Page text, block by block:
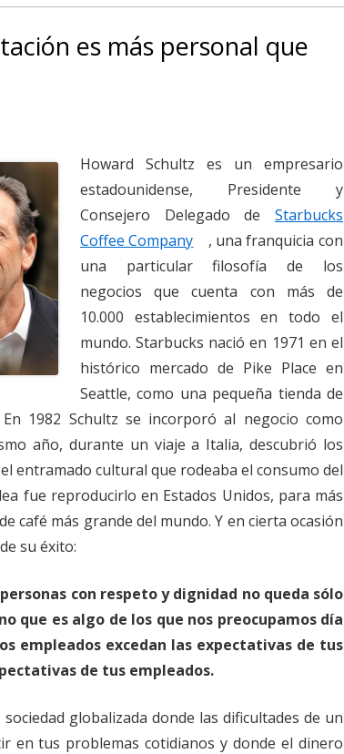
es más personal que
Howard Schultz es un empresario
estadounidense, Presidente y
Consejero Delegado de Starbucks
Coffee Company
, una franquicia con
una particular filosofía de los
negocios que cuenta con más de
10.000 establecimientos en todo el
mundo. Starbucks nació en 1971 en el
histórico mercado de Pike Place en
Seattle, como una pequeña tienda de
1982 Schultz se incorporó al negocio como
año, durante un viaje a Italia, descubrió los
entramado cultural que rodeaba el consumo del
fue reproducirlo en Estados Unidos, para más
café más grande del mundo. Y en cierta ocasión
su éxito:
con respeto y dignidad no queda sólo
que es algo de los que nos preocupamos día
empleados excedan las expectativas de tus
de tus empleados.
globalizada donde las dificultades de un
en tus problemas cotidianos y donde el dinero